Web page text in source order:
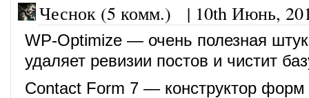
Чеснок (5 комм.) | 10th Июнь,
WP-Optimize — очень полезная
удаляет ревизии постов и чистит
Contact Form 7 — конструктор форм